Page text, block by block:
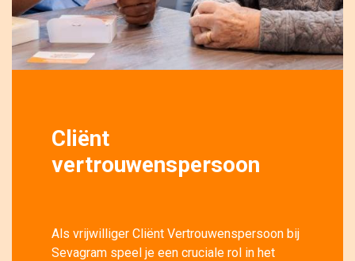
Cliënt
vertrouwenspersoon
Als vrijwilliger Cliënt Vertrouwenspersoon bij
Sevagram speel je een cruciale rol in het